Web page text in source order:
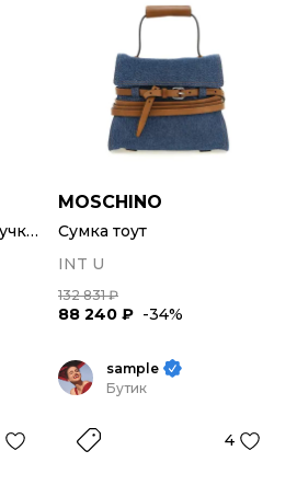
Сумка с короткими ручками
MOSCHINO
Сумка тоут
INT U
132 831 ₽
88 240 ₽ -34%
sample
Бутик
4